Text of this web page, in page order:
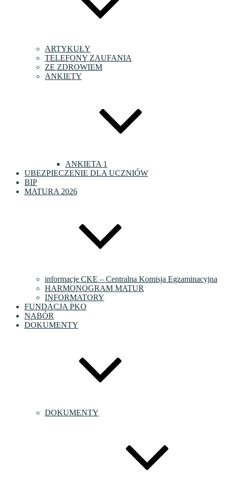
ARTYKUŁY
TELEFONY ZAUFANIA
ZE ZDROWIEM
ANKIETY
ANKIETA 1
UBEZPIECZENIE DLA UCZNIÓW
BIP
MATURA 2026
informacje CKE – Centralna Komisja Egzaminacyjna
HARMONOGRAM MATUR
INFORMATORY
FUNDACJA PKO
NABÓR
DOKUMENTY
DOKUMENTY